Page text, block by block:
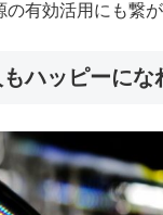
有効活用にも繋が
ハッピーにな